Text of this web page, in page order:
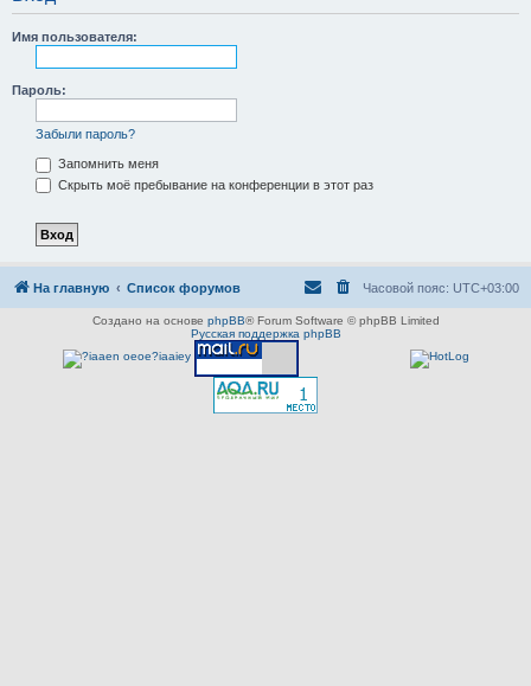
Имя пользователя:
Пароль:
Забыли пароль?
Запомнить меня
Скрыть моё пребывание на конференции в этот раз
На главную Список форумов Часовой пояс: UTC+03:00
Создано на основе phpBB® Forum Software © phpBB Limited
Русская поддержка phpBB